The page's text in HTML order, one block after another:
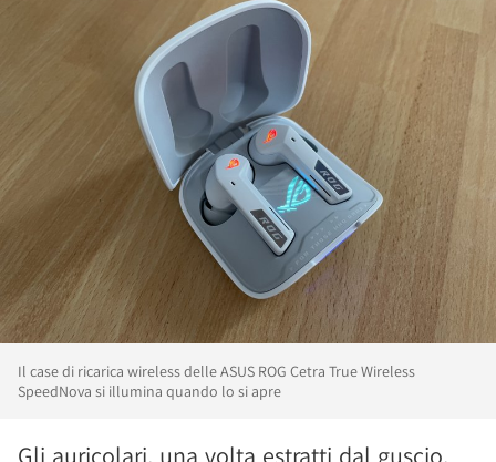
Il case di ricarica wireless delle ASUS ROG Cetra True Wireless
SpeedNova si illumina quando lo si apre
Gli auricolari, una volta estratti dal guscio,